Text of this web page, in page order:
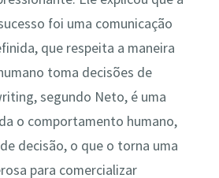
foi uma comunicação
que respeita a maneira
toma decisões de
segundo Neto, é uma
o comportamento humano,
decisão, o que o torna uma
para comercializar